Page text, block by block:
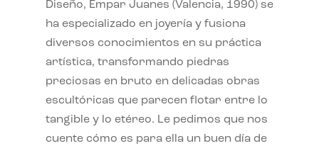
Diseño, Empar Juanes (Valencia, 1990) se
ha especializado en joyería y fusiona
diversos conocimientos en su práctica
artística, transformando piedras
preciosas en bruto en delicadas obras
escultóricas que parecen flotar entre lo
tangible y lo etéreo. Le pedimos que nos
cuente cómo es para ella un buen día de